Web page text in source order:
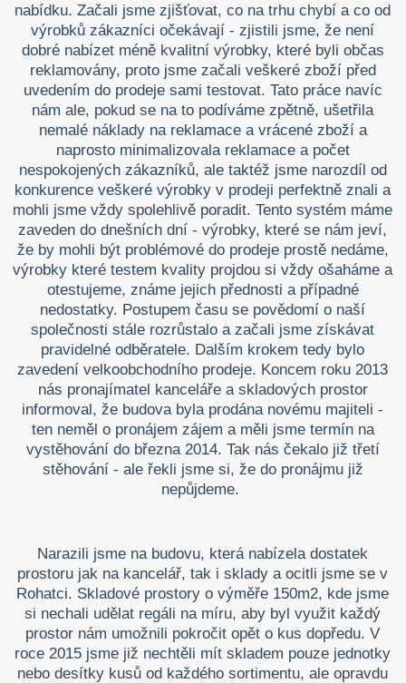
nabídku. Začali jsme zjišťovat, co na trhu chybí a co od
výrobků zákazníci očekávají - zjistili jsme, že není
dobré nabízet méně kvalitní výrobky, které byli občas
reklamovány, proto jsme začali veškeré zboží před
uvedením do prodeje sami testovat. Tato práce navíc
nám ale, pokud se na to podíváme zpětně, ušetřila
nemalé náklady na reklamace a vrácené zboží a
naprosto minimalizovala reklamace a počet
nespokojených zákazníků, ale taktéž jsme narozdíl od
konkurence veškeré výrobky v prodeji perfektně znali a
mohli jsme vždy spolehlivě poradit. Tento systém máme
zaveden do dnešních dní - výrobky, které se nám jeví,
že by mohli být problémové do prodeje prostě nedáme,
výrobky které testem kvality projdou si vždy ošaháme a
otestujeme, známe jejich přednosti a případné
nedostatky. Postupem času se povědomí o naší
společnosti stále rozrůstalo a začali jsme získávat
pravidelné odběratele. Dalším krokem tedy bylo
zavedení velkoobchodního prodeje. Koncem roku 2013
nás pronajímatel kanceláře a skladových prostor
informoval, že budova byla prodána novému majiteli -
ten neměl o pronájem zájem a měli jsme termín na
vystěhování do března 2014. Tak nás čekalo již třetí
stěhování - ale řekli jsme si, že do pronájmu již
nepůjdeme.
Narazili jsme na budovu, která nabízela dostatek
prostoru jak na kancelář, tak i sklady a ocitli jsme se v
Rohatci. Skladové prostory o výměře 150m2, kde jsme
si nechali udělat regáli na míru, aby byl využit každý
prostor nám umožnili pokročit opět o kus dopředu. V
roce 2015 jsme již nechtěli mít skladem pouze jednotky
nebo desítky kusů od každého sortimentu, ale opravdu